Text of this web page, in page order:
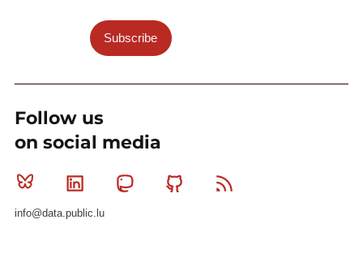
Subscribe
Follow us
on social media
Bluesky Linkedin MastodonGithub
info@data.public.lu